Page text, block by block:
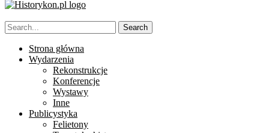
Strona główna
Wydarzenia
Rekonstrukcje
Konferencje
Wystawy
Inne
Publicystyka
Felietony